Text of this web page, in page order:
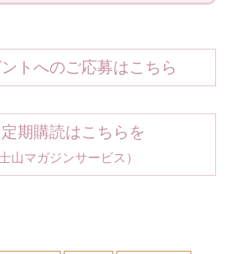
トへのご応募はこちら
期購読はこちらを
山マガジンサービス）